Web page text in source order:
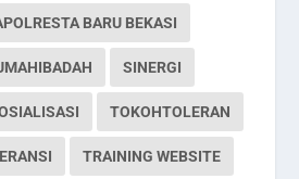
BARU BEKASI
SINERGI
TOKOHTOLERAN
TRAINING WEBSITE